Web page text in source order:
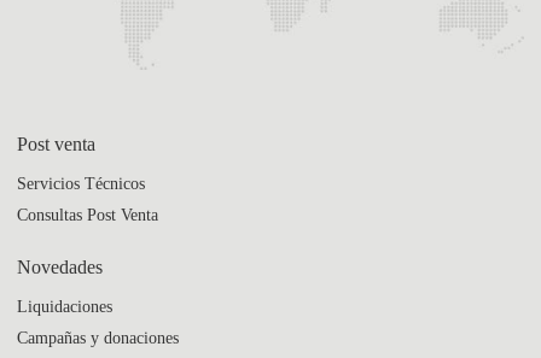
Post venta
Servicios Técnicos
Consultas Post Venta
Novedades
Liquidaciones
Campañas y donaciones